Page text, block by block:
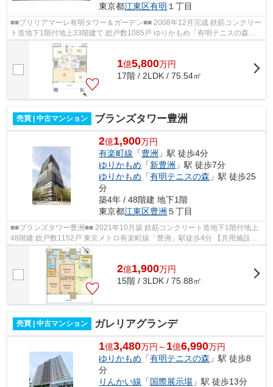
東京都江東区有明 １丁目
■■ブリリアマーレ有明タワー＆ガーデン■■ 2008年12月完成 鉄筋コンクリー
ト造地下1階付地上33階建て 総戸数1085戸 ゆりかもめ「有明テニスの森」
駅徒歩5分 りんかい線「国際展示場」...
1億5,800万円
17階 / 2LDK / 75.54㎡
売買 | 中古マンション ブランズタワー豊洲
2億1,900万円
有楽町線 「豊洲 」駅 徒歩4分
ゆりかもめ 「新豊洲 」駅 徒歩7分
ゆりかもめ 「有明テニスの森 」駅 徒歩25
分
築4年 / 48階建 地下1階
東京都江東区豊洲 ５丁目
■■ブランズタワー豊洲■■ 2021年10月築 鉄筋コンクリート造地下1階付地上
48階建 総戸数1152戸 東京メトロ有楽町線「豊洲」駅徒歩4分 【共用施設】
・ウエルカムホール ・ウエルカム...
2億1,900万円
15階 / 3LDK / 75.88㎡
売買 | 中古マンション ガレリアグランデ
1億3,480万円～ 1億6,990万円
ゆりかもめ 「有明テニスの森 」駅 徒歩8
分
りんかい線 「国際展示場 」駅 徒歩13分